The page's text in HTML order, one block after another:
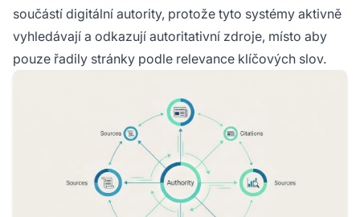
součástí digitální autority, protože tyto systémy aktivně
vyhledávají a odkazují autoritativní zdroje, místo aby
pouze řadily stránky podle relevance klíčových slov.